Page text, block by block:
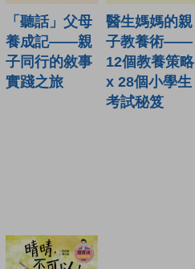
「聽話」父母
養成記——親
子同行的敘事
實踐之旅
醫生媽媽的親
子教養術——
12個教養策略
x 28個小學生
考試秘笈